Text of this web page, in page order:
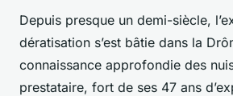
Depuis presque un demi-siècle,
dératisation s’est bâtie dans la
connaissance approfondie des
prestataire, fort de ses 47 ans